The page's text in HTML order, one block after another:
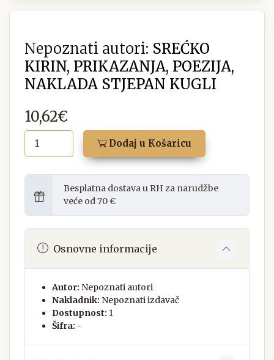
Nepoznati autori: SREĆKO
KIRIN, PRIKAZANJA, POEZIJA,
NAKLADA STJEPAN KUGLI
10,62€
Dodaj u Košaricu
Besplatna dostava u RH za narudžbe
veće od 70 €
Osnovne informacije
Autor: Nepoznati autori
Nakladnik: Nepoznati izdavač
Dostupnost: 1
Šifra: -